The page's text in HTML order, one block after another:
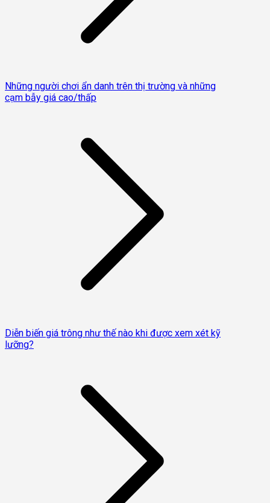
Những người chơi ẩn danh trên thị trường và những
cạm bẫy giá cao/thấp
Diễn biến giá trông như thế nào khi được xem xét kỹ
lưỡng?